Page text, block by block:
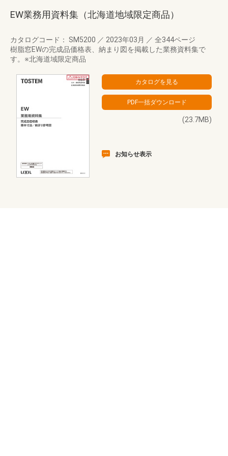
EW業務用資料集（北海道地域限定商品）
カタログコード： SM5200 ／ 2023年03月 ／ 全344ページ
樹脂窓EWの完成品価格表、納まり図を掲載した業務資料集で
す。※北海道域限定商品
(23.7MB)
お知らせ表示